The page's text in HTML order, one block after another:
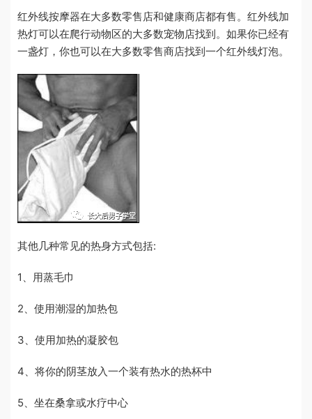
红外线按摩器在大多数零售店和健康商店都有售。红外线加
热灯可以在爬行动物区的大多数宠物店找到。如果你已经有
一盏灯，你也可以在大多数零售商店找到一个红外线灯泡。
其他几种常见的热身方式包括:
1、用蒸毛巾
2、使用潮湿的加热包
3、使用加热的凝胶包
4、将你的阴茎放入一个装有热水的热杯中
5、坐在桑拿或水疗中心